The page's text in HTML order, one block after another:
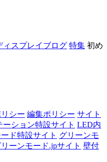
ィスプレイブログ 特集 初め
シー 編集ポリシー サイト
ーション特設サイト LED内
ド特設サイト グリーンモ
ーンモード.jpサイト 壁付